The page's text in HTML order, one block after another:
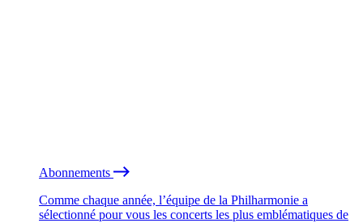
Abonnements
Comme chaque année, l’équipe de la Philharmonie a
sélectionné pour vous les concerts les plus emblématiques de